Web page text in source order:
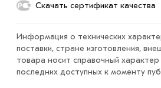
интернет-магазине МЕТАЛЛ-РС
менеджеры обработают заказ и
согласования условий доставки
Данний товар от производителя
Скачать сертификат качества
Информация о технических
поставки, стране изготовления,
товара носит справочный
последних доступных к моменту